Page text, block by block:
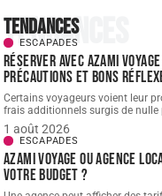
Tendances
Tendances
ESCAPADES
Réserver avec AZAMI
précautions et bons
Certains voyageurs voient leur
frais additionnels surgis de
1 août 2026
ESCAPADES
AZAMI VOYAGE ou agence
votre budget ?